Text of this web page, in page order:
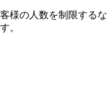
様の人数を制限するな
。